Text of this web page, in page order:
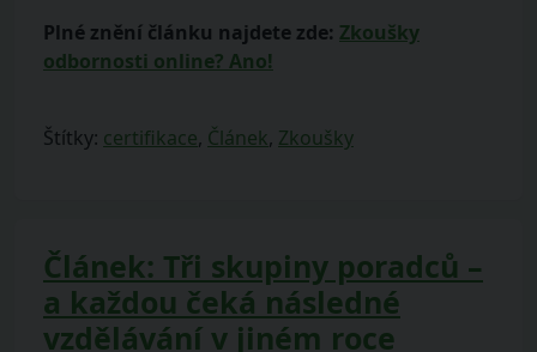
Plné znění článku najdete zde: Zkoušky
odbornosti online? Ano!
Štítky: certifikace, Článek, Zkoušky
Článek: Tři skupiny poradců –
a každou čeká následné
vzdělávání v jiném roce